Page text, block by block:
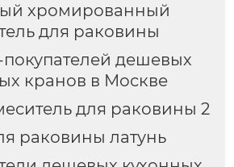
хромированный
для раковины
покупателей дешевых
кранов в Москве
для раковины 2
раковины латунь